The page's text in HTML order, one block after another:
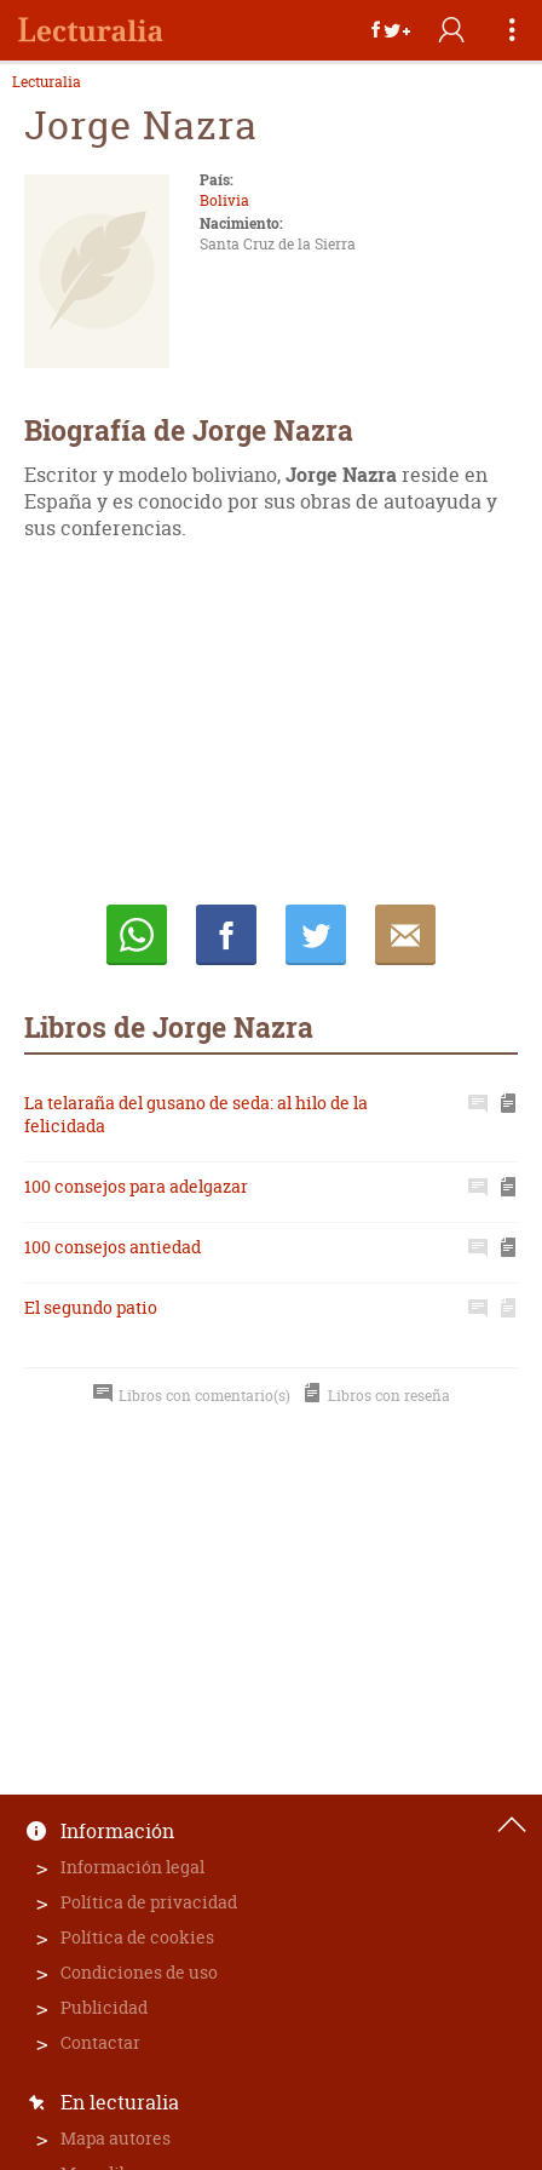
Lecturalia
Jorge Nazra
País:
Bolivia
Nacimiento:
Santa Cruz de la Sierra
Biografía de Jorge Nazra
Escritor y modelo boliviano,Jorge Nazrareside en
España y es conocido por sus obras de autoayuda y
sus conferencias.
Libros de Jorge Nazra
La telaraña del gusano de seda: al hilo de la
felicidada
100 consejos para adelgazar
100 consejos antiedad
El segundo patio
Libros con comentario(s) Libros con reseña
Información
Información legal
Política de privacidad
Política de cookies
Condiciones de uso
Publicidad
Contactar
En lecturalia
Mapa autores